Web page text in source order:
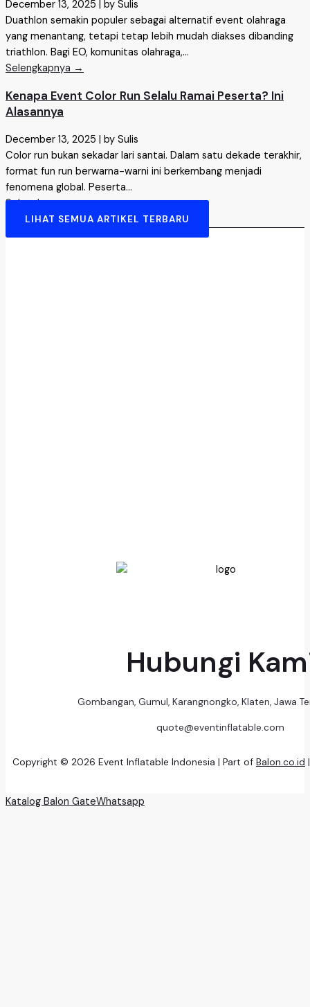
December 13, 2025
by Sulis
Duathlon semakin populer sebagai alternatif event olahraga
yang menantang, tetapi tetap lebih mudah diakses dibanding
triathlon. Bagi EO, komunitas olahraga,...
Selengkapnya →
Kenapa Event Color Run Selalu Ramai Peserta? Ini
Alasannya
December 13, 2025 | by Sulis
Color run bukan sekadar lari santai. Dalam satu dekade terakhir,
format fun run berwarna-warni ini berkembang menjadi
fenomena global. Peserta...
Selengkapnya →
LIHAT SEMUA ARTIKEL TERBARU
Hubungi
Gombangan, Gumul, Karangnongko, Klaten, Jawa
quote@eventinflatable.com
Copyright © 2026 Event Inflatable Indonesia | Part of Balon.co.id
Katalog Balon GateWhatsapp